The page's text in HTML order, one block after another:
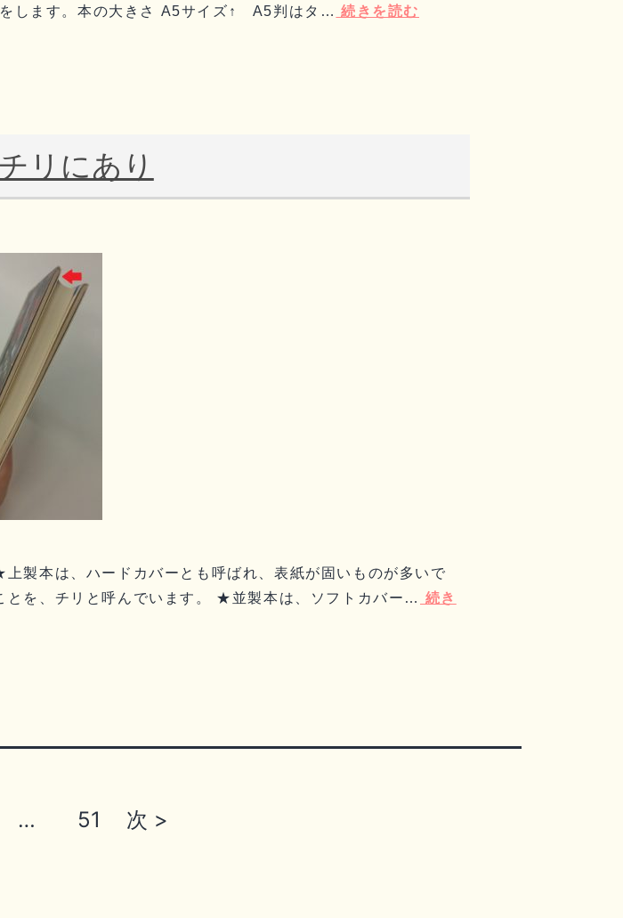
します。本の大きさ A5サイズ↑ A5判はタ… 続きを読む
リにあり
製本は、ハードカバーとも呼ばれ、表紙が固いものが多いで
とを、チリと呼んでいます。 ★並製本は、ソフトカバー… 続き
… 51 次 >